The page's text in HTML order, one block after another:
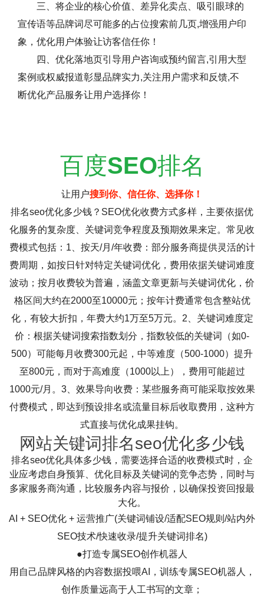
三、将企业的核心价值、差异化卖点、吸引眼球的
宣传语等品牌词尽可能多的占位搜索前几页,增强用户印
象，优化用户体验让访客信任你！
四、优化落地页引导用户咨询或预约留言,引用大型
案例或权威报道彰显品牌实力,关注用户需求和反馈,不
断优化产品服务让用户选择你！
百度SEO排名
让用户搜到你、信任你、选择你！
排名seo优化多少钱？SEO优化收费方式多样，主要依据优
化服务的复杂度、关键词竞争程度及预期效果来定。常见收
费模式包括：1、按天/月/年收费：部分服务商提供灵活的计
费周期，如按日针对特定关键词优化，费用依据关键词难度
波动；按月收费较为普遍，涵盖文章更新与关键词优化，价
格区间大约在2000至10000元；按年计费通常包含整站优
化，有较大折扣，年费大约1万至5万元。2、关键词难度定
价：根据关键词搜索指数划分，指数较低的关键词（如0-
500）可能每月收费300元起，中等难度（500-1000）提升
至800元，而对于高难度（1000以上），费用可能超过
1000元/月。3、效果导向收费：某些服务商可能采取按效果
付费模式，即达到预设排名或流量目标后收取费用，这种方
式直接与优化成果挂钩。
网站关键词排名seo优化多少钱
排名seo优化具体多少钱，需要选择合适的收费模式时，企
业应考虑自身预算、优化目标及关键词的竞争态势，同时与
多家服务商沟通，比较服务内容与报价，以确保投资回报最
大化。
AI + SEO优化 + 运营推广(关键词铺设/适配SEO规则/站内外
SEO技术/快速收录/提升关键词排名)
●打造专属SEO创作机器人
用自己品牌风格的内容数据投喂AI，训练专属SEO机器人，
创作质量远高于人工书写的文章；